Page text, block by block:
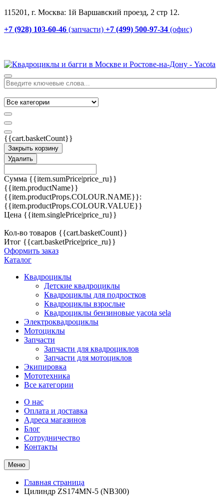
115201, г. Москва: 1й Варшавский проезд, 2 стр 12.
+7 (928) 103-60-46 (запчасти) +7 (499) 500-97-34 (офис)
{{cart.basketCount}}
Закрыть корзину
Удалить
Сумма {{item.sumPrice|price_ru}}
{{item.productName}}
{{item.productProps.COLOUR.NAME}}:
{{item.productProps.COLOUR.VALUE}}
Цена {{item.singlePrice|price_ru}}
Кол-во товаров {{cart.basketCount}}
Итог {{cart.basketPrice|price_ru}}
Оформить заказ
Каталог
Квадроциклы
Детские квадроциклы
Квадроциклы для подростков
Квадроциклы взрослые
Квадроциклы бензиновые yacota sela
Электроквадроциклы
Мотоциклы
Запчасти
Запчасти для квадроциклов
Запчасти для мотоциклов
Экипировка
Мототехника
Все категории
О нас
Оплата и доставка
Адреса магазинов
Блог
Сотрудничество
Контакты
Меню
Главная страница
Цилиндр ZS174MN-5 (NB300)